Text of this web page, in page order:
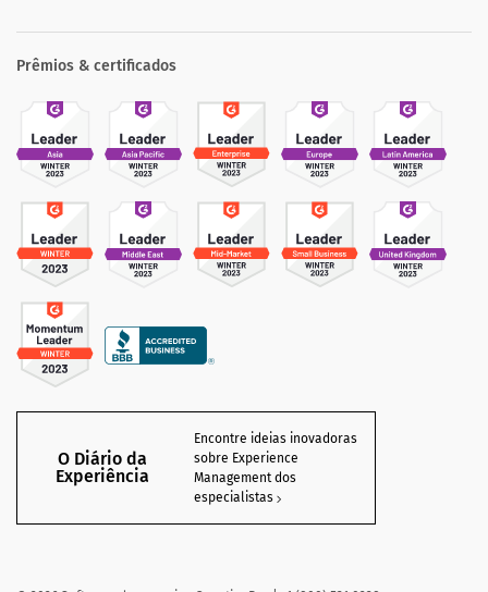
Prêmios & certificados
O Diário da
Experiência
Encontre ideias inovadoras
sobre Experience
Management dos
especialistas